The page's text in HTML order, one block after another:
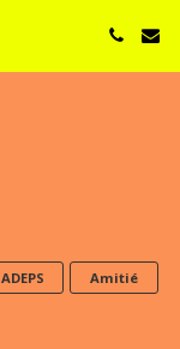
ADEPS Amitié